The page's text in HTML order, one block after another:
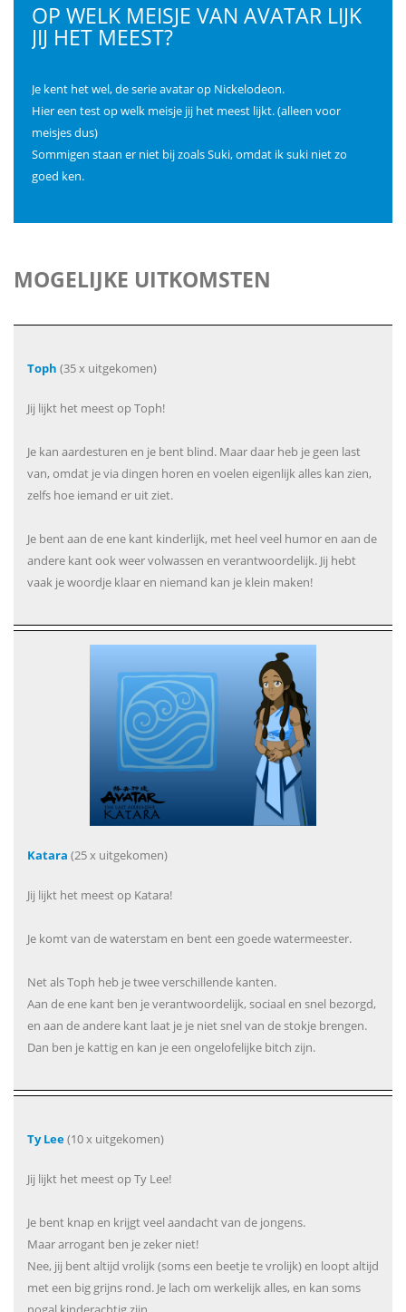
OP WELK MEISJE VAN AVATAR LIJK
JIJ HET MEEST?
Je kent het wel, de serie avatar op Nickelodeon.
Hier een test op welk meisje jij het meest lijkt. (alleen voor
meisjes dus)
Sommigen staan er niet bij zoals Suki, omdat ik suki niet zo
goed ken.
MOGELIJKE UITKOMSTEN
Toph (35 x uitgekomen)
Jij lijkt het meest op Toph!
Je kan aardesturen en je bent blind. Maar daar heb je geen last
van, omdat je via dingen horen en voelen eigenlijk alles kan zien,
zelfs hoe iemand er uit ziet.
Je bent aan de ene kant kinderlijk, met heel veel humor en aan de
andere kant ook weer volwassen en verantwoordelijk. Jij hebt
vaak je woordje klaar en niemand kan je klein maken!
Katara (25 x uitgekomen)
Jij lijkt het meest op Katara!
Je komt van de waterstam en bent een goede watermeester.
Net als Toph heb je twee verschillende kanten.
Aan de ene kant ben je verantwoordelijk, sociaal en snel bezorgd,
en aan de andere kant laat je je niet snel van de stokje brengen.
Dan ben je kattig en kan je een ongelofelijke bitch zijn.
Ty Lee(10 x uitgekomen)
Jij lijkt het meest op Ty Lee!
Je bent knap en krijgt veel aandacht van de jongens.
Maar arrogant ben je zeker niet!
Nee, jij bent altijd vrolijk (soms een beetje te vrolijk) en loopt altijd
met een big grijns rond. Je lach om werkelijk alles, en kan soms